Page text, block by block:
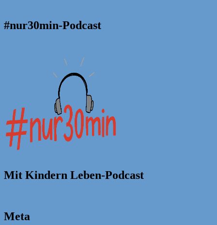
#nur30min-Podcast
Mit Kindern Leben-Podcast
Meta